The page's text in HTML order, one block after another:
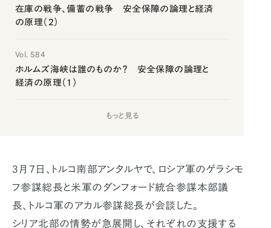
在庫の戦争、備蓄の戦争 安全保障の論理と経済
の原理（2）
Vol. 584
ホルムズ海峡は誰のものか？ 安全保障の論理と
経済の原理（1）
もっと見る
3月7日、トルコ南部アンタルヤで、ロシア軍のゲラシモ
フ参謀総長と米軍のダンフォード統合参謀本部議
長、トルコ軍のアカル参謀総長が会談した。
シリア北部の情勢が急展開し、それぞれの支援する